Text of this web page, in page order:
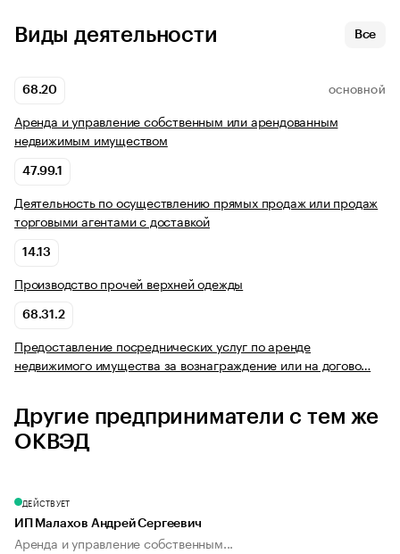
Виды деятельности Все
68.20 ОСНОВНОЙ
Аренда и управление собственным или арендованным
недвижимым имуществом
47.99.1
Деятельность по осуществлению прямых продаж или продаж
торговыми агентами с доставкой
14.13
Производство прочей верхней одежды
68.31.2
Предоставление посреднических услуг по аренде
недвижимого имущества за вознаграждение или на догово…
Другие предприниматели с тем же
ОКВЭД
ДЕЙСТВУЕТ
ИП Малахов Андрей Сергеевич
Аренда и управление собственным...